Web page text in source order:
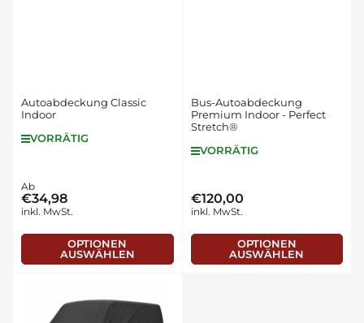
Autoabdeckung Classic
Indoor
VORRÄTIG
Normaler
Preis
Ab
€34,98
inkl. MwSt.
OPTIONEN
AUSWÄHLEN
Bus-Autoabdeckung
Premium Indoor - Perfect
Stretch®
VORRÄTIG
Normaler
Preis
€120,00
inkl. MwSt.
OPTIONEN
AUSWÄHLEN